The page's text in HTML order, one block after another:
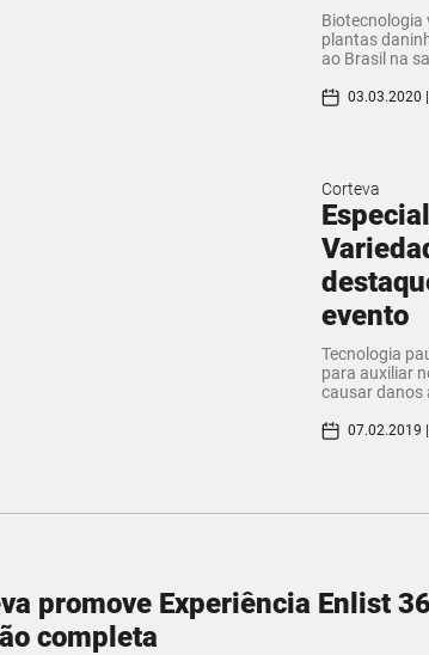
Biotecnologia
plantas
ao Brasil na
03.03.2020
Corteva
evento
Tecnologia
para auxiliar
causar danos
07.02.2019
promove Experiência Enlist
completa